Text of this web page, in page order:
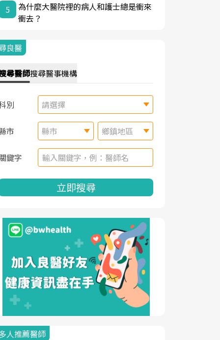
5
為什麼大醫院裡的病人和護士總是衝來
衝去？
良醫
尋醫師搜尋醫事機構
別 請選擇
市 縣市 鄉鎮地區
鍵字
立即搜尋
人推薦醫師